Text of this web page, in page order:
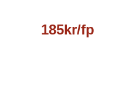
185kr/fp